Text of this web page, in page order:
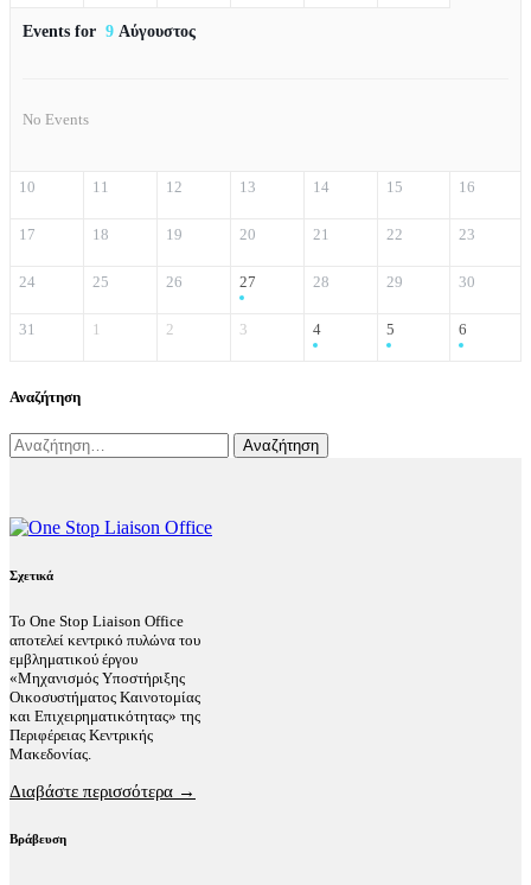
Events for 9 Αύγουστος
No Events
10 11 12 13 14 15 16
17 18 19 20 21 22 23
24 25 26 27 28 29 30
31 1 2 3 4 5 6
Αναζήτηση
Αναζήτηση
για:
Σχετικά
Το One Stop Liaison Office
αποτελεί κεντρικό πυλώνα του
εμβληματικού έργου
«Μηχανισμός Υποστήριξης
Οικοσυστήματος Καινοτομίας
και Επιχειρηματικότητας» της
Περιφέρειας Κεντρικής
Μακεδονίας.
Διαβάστε περισσότερα →
Βράβευση